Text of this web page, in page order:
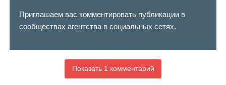
Приглашаем вас комментировать публикации в
сообществах агентства в социальных сетях.
Показать 1 комментарий